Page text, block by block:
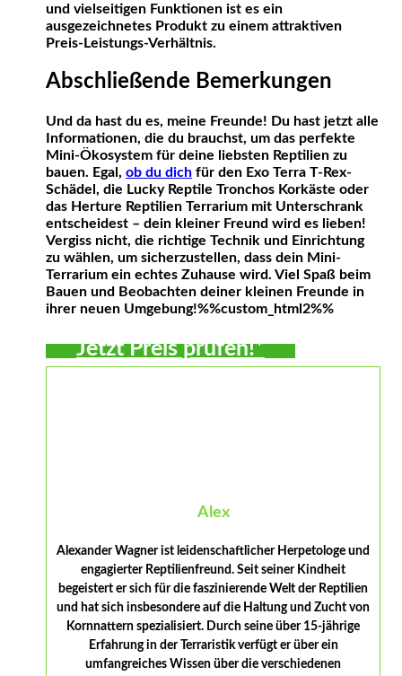
und vielseitigen Funktionen ist es ein
ausgezeichnetes Produkt zu einem attraktiven
Preis-Leistungs-Verhältnis.
Abschließende Bemerkungen
Und da hast du es, meine Freunde! Du hast jetzt alle
Informationen, die du brauchst, um das perfekte
Mini-Ökosystem für deine liebsten Reptilien zu
bauen. Egal, ob du dich für den Exo Terra T-Rex-
Schädel, die Lucky Reptile Tronchos Korkäste oder
das Herture Reptilien Terrarium mit Unterschrank
entscheidest – dein kleiner Freund wird es lieben!
Vergiss nicht, die richtige Technik und Einrichtung
zu wählen, um sicherzustellen, dass dein Mini-
Terrarium ein echtes Zuhause wird. Viel Spaß beim
Bauen und Beobachten deiner kleinen Freunde in
ihrer neuen Umgebung!%%custom_html2%%
Jetzt Preis prüfen!*
Alex
Alexander Wagner ist leidenschaftlicher Herpetologe und
engagierter Reptilienfreund. Seit seiner Kindheit
begeistert er sich für die faszinierende Welt der Reptilien
und hat sich insbesondere auf die Haltung und Zucht von
Kornnattern spezialisiert. Durch seine über 15-jährige
Erfahrung in der Terraristik verfügt er über ein
umfangreiches Wissen über die verschiedenen